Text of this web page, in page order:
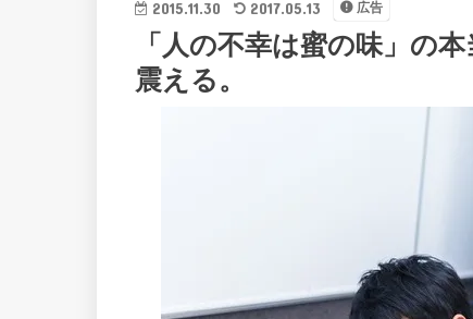
2015.11.30 2017.05.13 広告
「人の不幸は蜜の味」の
震える。